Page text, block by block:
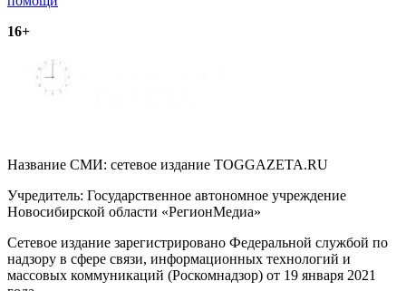
16+
Название СМИ: cетевое издание TOGGAZETA.RU
Учредитель: Государственное автономное учреждение
Новосибирской области «РегионМедиа»
Сетевое издание зарегистрировано Федеральной службой по
надзору в сфере связи, информационных технологий и
массовых коммуникаций (Роскомнадзор) от 19 января 2021